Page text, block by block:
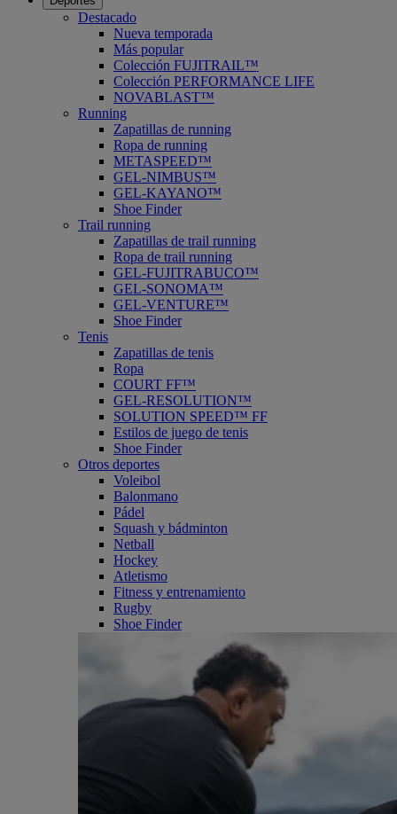
Destacado
Nueva temporada
Más popular
Colección FUJITRAIL™
Colección PERFORMANCE LIFE
NOVABLAST™
Running
Zapatillas de running
Ropa de running
METASPEED™
GEL-NIMBUS™
GEL-KAYANO™
Shoe Finder
Trail running
Zapatillas de trail running
Ropa de trail running
GEL-FUJITRABUCO™
GEL-SONOMA™
GEL-VENTURE™
Shoe Finder
Tenis
Zapatillas de tenis
Ropa
COURT FF™
GEL-RESOLUTION™
SOLUTION SPEED™ FF
Estilos de juego de tenis
Shoe Finder
Otros deportes
Voleibol
Balonmano
Pádel
Squash y bádminton
Netball
Hockey
Atletismo
Fitness y entrenamiento
Rugby
Shoe Finder